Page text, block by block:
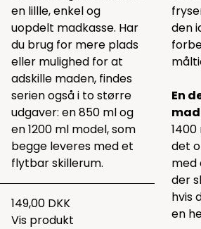
en lillle, enkel og
uopdelt madkasse. Har
du brug for mere plads
eller mulighed for at
adskille maden, findes
serien også i to større
udgaver: en 850 ml og
en 1200 ml model, som
begge leveres med et
flytbar skillerum.
149,00 DKK
Vis produkt
den
En
det
med
der
hvis
en